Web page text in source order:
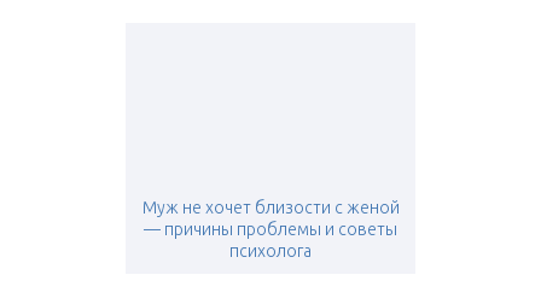
Муж не хочет близости с женой
— причины проблемы и советы
психолога